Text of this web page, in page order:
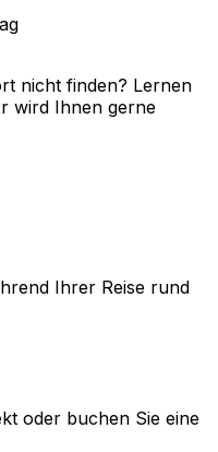
nicht finden? Lernen
wird Ihnen gerne
Ihrer Reise rund
oder buchen Sie eine